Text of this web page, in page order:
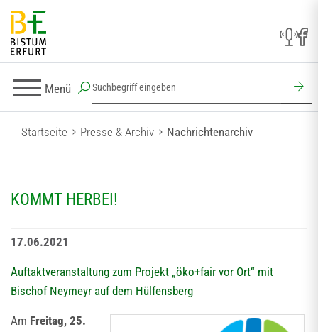
Menü
Startseite Presse & Archiv Nachrichtenarchiv
KOMMT HERBEI!
17.06.2021
Auftaktveranstaltung zum Projekt „öko+fair vor Ort“ mit
Bischof Neymeyr auf dem Hülfensberg
Am Freitag, 25.